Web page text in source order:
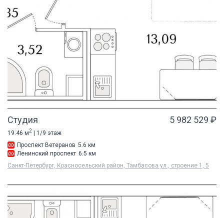
Студия 5 982 529 ₽
19.46 м2
| 1/9 этаж
Проспект Ветеранов 5.6 км
Ленинский проспект 6.5 км
Санкт-Петербург, Красносельский район, Тамбасова ул., строение 1, 5